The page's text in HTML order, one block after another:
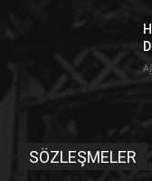
SÖZLEŞMELER